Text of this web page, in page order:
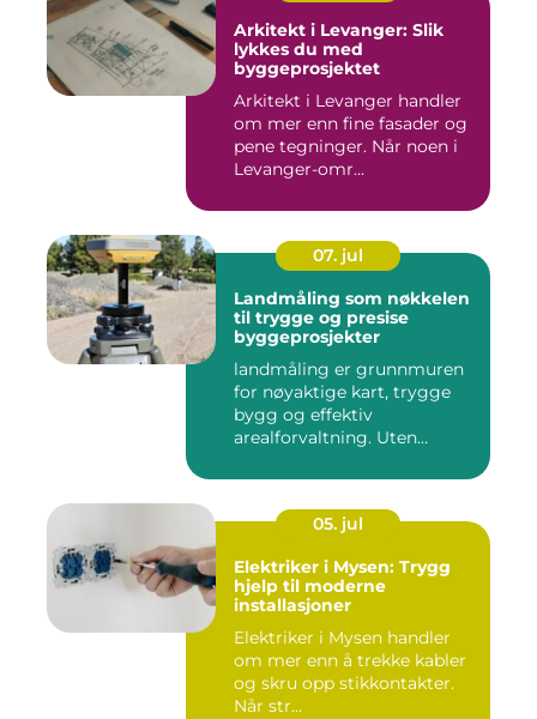
Arkitekt i Levanger: Slik
lykkes du med
byggeprosjektet
Arkitekt i Levanger handler
om mer enn fine fasader og
pene tegninger. Når noen i
Levanger-omr...
07. jul
Landmåling som nøkkelen
til trygge og presise
byggeprosjekter
landmåling er grunnmuren
for nøyaktige kart, trygge
bygg og effektiv
arealforvaltning. Uten
05. jul
Elektriker i Mysen: Trygg
hjelp til moderne
installasjoner
Elektriker i Mysen handler
om mer enn å trekke kabler
og skru opp stikkontakter.
Når str...